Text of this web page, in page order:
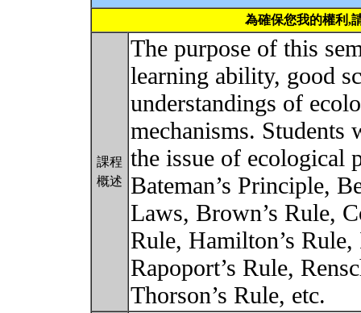
為確保您我的權利,
課程
概述
The purpose of this
learning ability, good
understandings of
mechanisms. Students
the issue of ecological
Bateman’s Principle,
Laws, Brown’s Rule,
Rule, Hamilton’s Rule,
Rapoport’s Rule,
Thorson’s Rule, etc.